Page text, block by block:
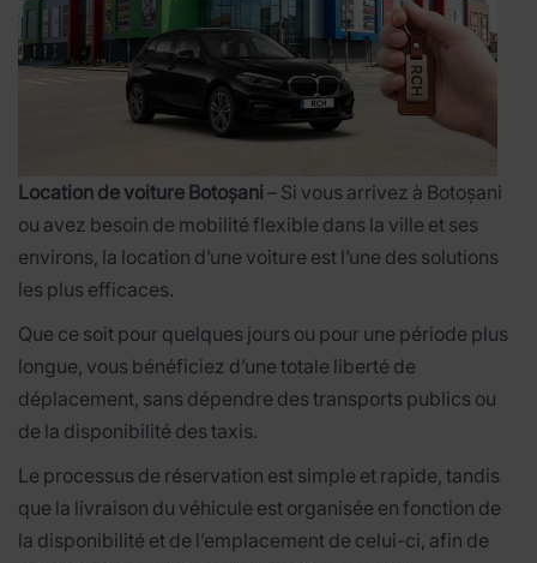
Location de voiture Botoșani – Si vous arrivez à Botoșani
ou avez besoin de mobilité flexible dans la ville et ses
environs, la location d’une voiture est l’une des solutions
les plus efficaces.
Que ce soit pour quelques jours ou pour une période plus
longue, vous bénéficiez d’une totale liberté de
déplacement, sans dépendre des transports publics ou
de la disponibilité des taxis.
Le processus de réservation est simple et rapide, tandis
que la livraison du véhicule est organisée en fonction de
la disponibilité et de l’emplacement de celui-ci, afin de